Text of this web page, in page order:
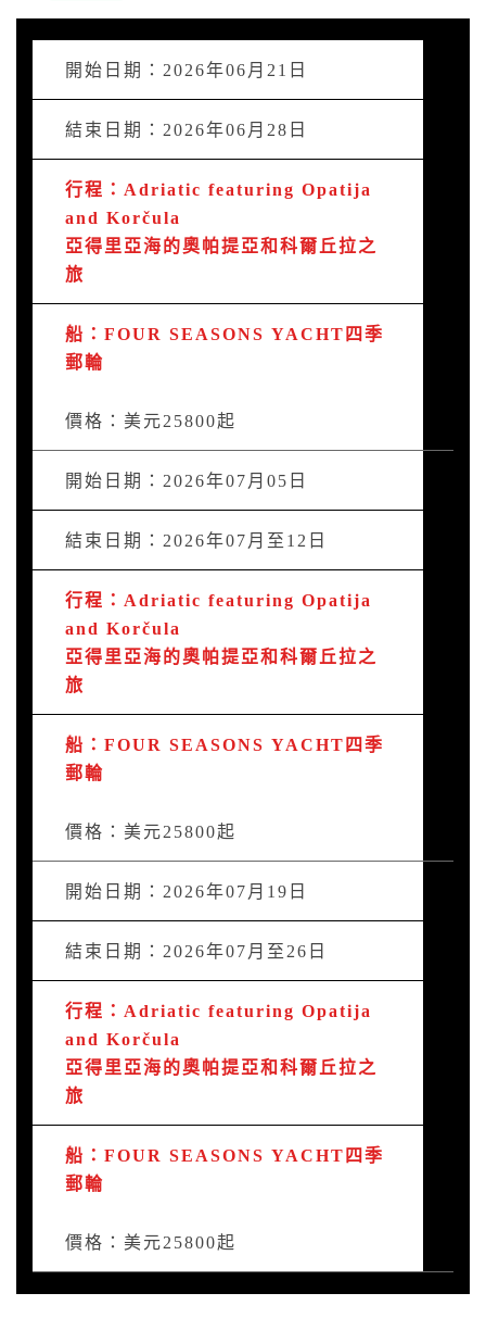
開始日期：2026年06月21日
結束日期：2026年06月28日
行程：Adriatic featuring Opatija
and Korčula
亞得里亞海的奧帕提亞和科爾丘拉之
旅
船：FOUR SEASONS YACHT四季
郵輪
價格：美元25800起
開始日期：2026年07月05日
結束日期：2026年07月至12日
行程：Adriatic featuring Opatija
and Korčula
亞得里亞海的奧帕提亞和科爾丘拉之
旅
船：FOUR SEASONS YACHT四季
郵輪
價格：美元25800起
開始日期：2026年07月19日
結束日期：2026年07月至26日
行程：Adriatic featuring Opatija
and Korčula
亞得里亞海的奧帕提亞和科爾丘拉之
旅
船：FOUR SEASONS YACHT四季
郵輪
價格：美元25800起